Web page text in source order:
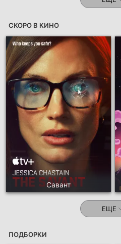
СКОРО В КИНО
Савант
ЕЩЕ
ПОДБОРКИ